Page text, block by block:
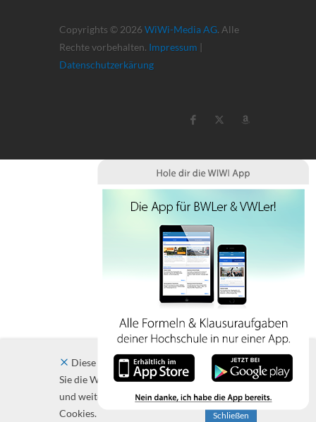
Copyrights © 2026 WiWi-Media AG. Alle
Rechte vorbehalten. Impressum |
Datenschutzerkärung
Diese Website verwendet Cookies. Indem
Sie die Website und ihre Angebote nutzen
und weiter navigieren, akzeptieren Sie diese
Cookies.
Schließen